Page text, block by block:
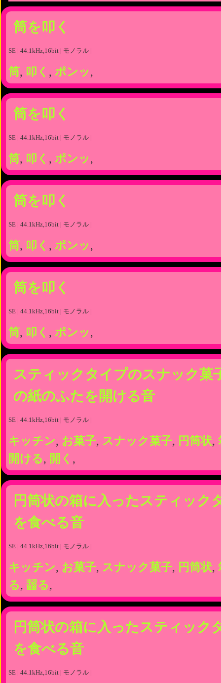
筒を叩く
SE | 44.1kHz,16bit | モノラル |
筒, 叩く , ポンッ ,
筒を叩く
SE | 44.1kHz,16bit | モノラル |
筒, 叩く , ポンッ ,
筒を叩く
SE | 44.1kHz,16bit | モノラル |
筒, 叩く , ポンッ ,
筒を叩く
SE | 44.1kHz,16bit | モノラル |
筒, 叩く , ポンッ ,
スティックタイプのスナック菓
の紙のふたを開ける音
SE | 44.1kHz,16bit | モノラル |
キッチン, お菓子, スナック菓子, 円筒状,
開ける, 開く ,
円筒状の箱に入ったスティック
を食べる音
SE | 44.1kHz,16bit | モノラル |
キッチン, お菓子, スナック菓子, 円筒状,
る, 齧る,
円筒状の箱に入ったスティック
を食べる音
SE | 44.1kHz,16bit | モノラル |